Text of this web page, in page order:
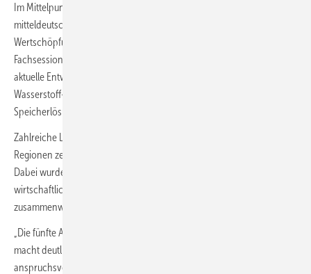
Im Mittelpunkt der Veranstaltung standen der Aufbau eines
mitteldeutschen Wasserstoffnetzes sowie industrielle
Wertschöpfungsketten rund um grünen Wasserstoff. In drei
Fachsessions präsentierten mehr als 30 Expertinnen und Experten
aktuelle Entwicklungen – darunter Projekte zur Befüllung des
Wasserstoff-Kernnetzes, regionale Erzeugungsvorhaben,
Speicherlösungen und Anwendungen in Industrie und Mobilität.
Zahlreiche Leuchtturmprojekte aus Mitteldeutschland und anderen
Regionen zeigten, wie der Markthochlauf konkret umgesetzt wird.
Dabei wurde deutlich, dass technologische Innovation,
wirtschaftliches Engagement und politische Unterstützung eng
zusammenwirken müssen.
„Die fünfte Auflage des mitteldeutschen Wasserstoff-Leitkongresses
macht deutlich: Der Markthochlauf von grünem Wasserstoff bleibt
anspruchsvoll, doch die Fortschritte beim Aufbau des Wasserstoff-